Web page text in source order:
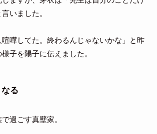
いました。
嘩してた。終わるんじゃないかな」と昨
子を陽子に伝えました。
る
過ごす真壁家。